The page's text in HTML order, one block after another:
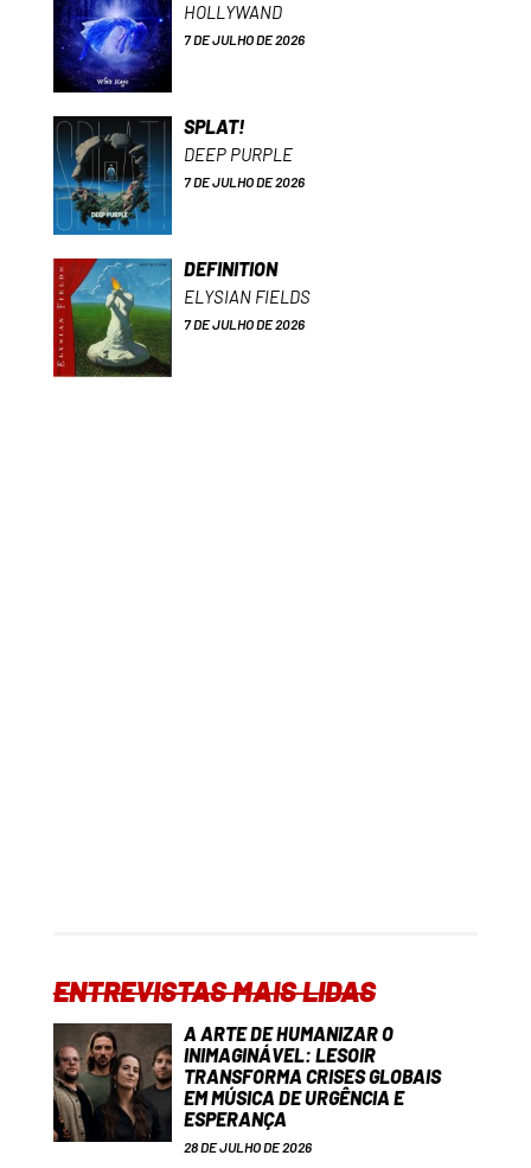
HOLLYWAND
7 DE JULHO DE 2026
SPLAT!
DEEP PURPLE
7 DE JULHO DE 2026
DEFINITION
ELYSIAN FIELDS
7 DE JULHO DE 2026
ENTREVISTAS MAIS LIDAS
A ARTE DE HUMANIZAR O
INIMAGINÁVEL: LESOIR
TRANSFORMA CRISES GLOBAIS
EM MÚSICA DE URGÊNCIA E
ESPERANÇA
28 DE JULHO DE 2026